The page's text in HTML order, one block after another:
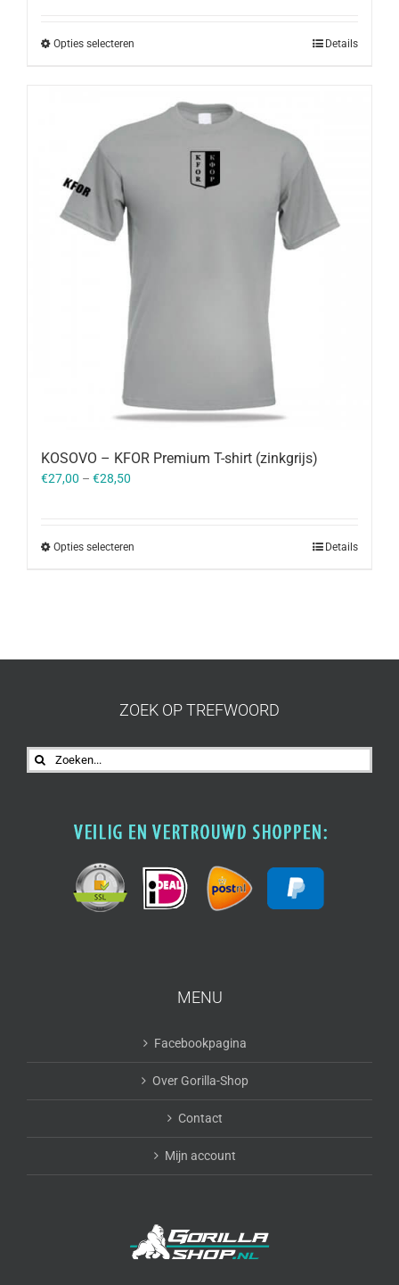
Opties selecteren Details
KOSOVO – KFOR Premium T-shirt (zinkgrijs)
€27,00 – €28,50
Opties selecteren Details
ZOEK OP TREFWOORD
Zoeken
naar:
MENU
Facebookpagina
Over Gorilla-Shop
Contact
Mijn account